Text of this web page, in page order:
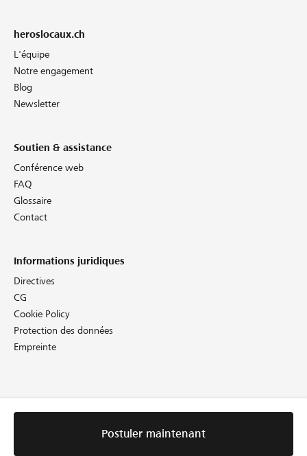
Postuler maintenant
heroslocaux.ch
L'équipe
Notre engagement
Blog
Newsletter
Soutien & assistance
Conférence web
FAQ
Glossaire
Contact
Informations juridiques
Directives
CG
Cookie Policy
Protection des données
Empreinte